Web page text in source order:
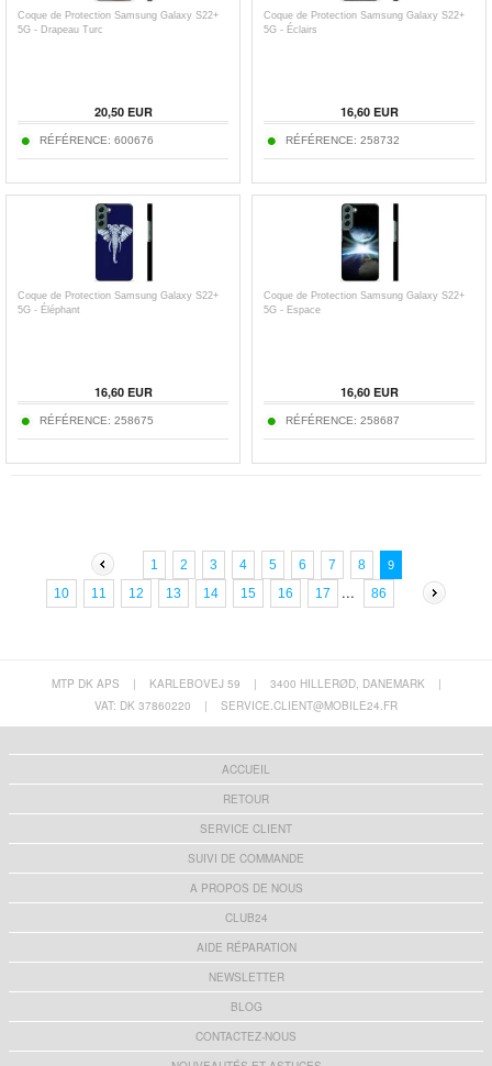
Coque de Protection Samsung Galaxy S22+
5G - Drapeau Turc
20,50 EUR
RÉFÉRENCE: 600676
Coque de Protection Samsung Galaxy S22+
5G - Éclairs
16,60 EUR
RÉFÉRENCE: 258732
Coque de Protection Samsung Galaxy S22+
5G - Éléphant
16,60 EUR
RÉFÉRENCE: 258675
Coque de Protection Samsung Galaxy S22+
5G - Espace
16,60 EUR
RÉFÉRENCE: 258687
1 2 3 4 5 6 7 8 9
10 11 12 13 14 15 16 17 ... 86
MTP DK APS | KARLEBOVEJ 59 | 3400 HILLERØD, DANEMARK
|
VAT: DK 37860220
| SERVICE.CLIENT@MOBILE24.FR
ACCUEIL
RETOUR
SERVICE CLIENT
SUIVI DE COMMANDE
A PROPOS DE NOUS
CLUB24
AIDE RÉPARATION
NEWSLETTER
BLOG
CONTACTEZ-NOUS